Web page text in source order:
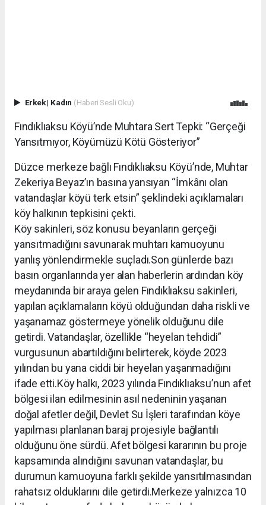
Erkek| Kadın (Haberi Sesli Oku)
Fındıklıaksu Köyü’nde Muhtara Sert Tepki: “Gerçeği
Yansıtmıyor, Köyümüzü Kötü Gösteriyor”
Düzce merkeze bağlı Fındıklıaksu Köyü’nde, Muhtar
Zekeriya Beyaz’ın basına yansıyan “İmkânı olan
vatandaşlar köyü terk etsin” şeklindeki açıklamaları
köy halkının tepkisini çekti.
Köy sakinleri, söz konusu beyanların gerçeği
yansıtmadığını savunarak muhtarı kamuoyunu
yanlış yönlendirmekle suçladı.Son günlerde bazı
basın organlarında yer alan haberlerin ardından köy
meydanında bir araya gelen Fındıklıaksu sakinleri,
yapılan açıklamaların köyü olduğundan daha riskli ve
yaşanamaz göstermeye yönelik olduğunu dile
getirdi. Vatandaşlar, özellikle “heyelan tehdidi”
vurgusunun abartıldığını belirterek, köyde 2023
yılından bu yana ciddi bir heyelan yaşanmadığını
ifade etti.Köy halkı, 2023 yılında Fındıklıaksu’nun afet
bölgesi ilan edilmesinin asıl nedeninin yaşanan
doğal afetler değil, Devlet Su İşleri tarafından köye
yapılması planlanan baraj projesiyle bağlantılı
olduğunu öne sürdü. Afet bölgesi kararının bu proje
kapsamında alındığını savunan vatandaşlar, bu
durumun kamuoyuna farklı şekilde yansıtılmasından
rahatsız olduklarını dile getirdi.Merkeze yalnızca 10